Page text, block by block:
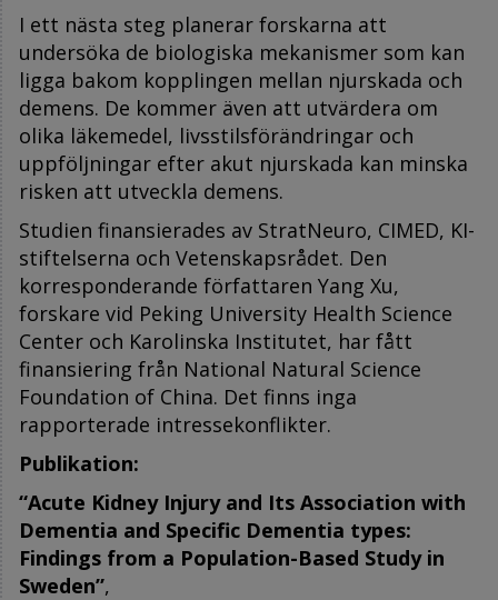
I ett nästa steg planerar forskarna att
undersöka de biologiska mekanismer som kan
ligga bakom kopplingen mellan njurskada och
demens. De kommer även att utvärdera om
olika läkemedel, livsstilsförändringar och
uppföljningar efter akut njurskada kan minska
risken att utveckla demens.
Studien finansierades av StratNeuro, CIMED, KI-
stiftelserna och Vetenskapsrådet. Den
korresponderande författaren Yang Xu,
forskare vid Peking University Health Science
Center och Karolinska Institutet, har fått
finansiering från National Natural Science
Foundation of China. Det finns inga
rapporterade intressekonflikter.
Publikation:
“Acute Kidney Injury and Its Association with
Dementia and Specific Dementia types:
Findings from a Population-Based Study in
Sweden”,